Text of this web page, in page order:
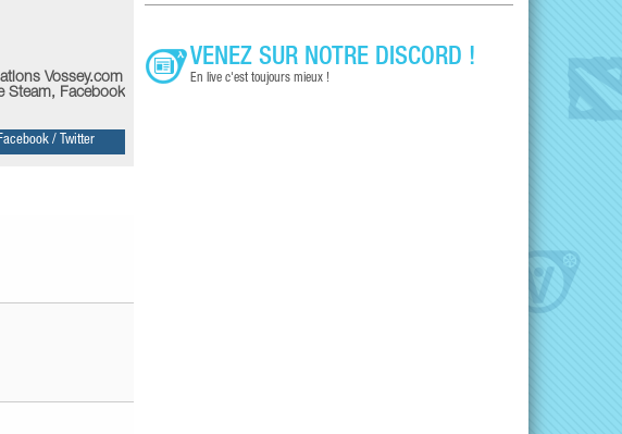
Vossey.com
Steam, Facebook
/ Twitter
VENEZ SUR NOTRE DISCORD !
En live c'est toujours mieux !